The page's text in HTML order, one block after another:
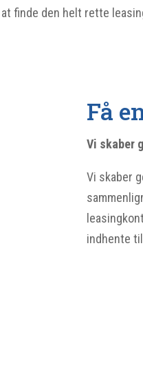
finde den helt rette
Få
Vi skaber
Vi skaber
indhente